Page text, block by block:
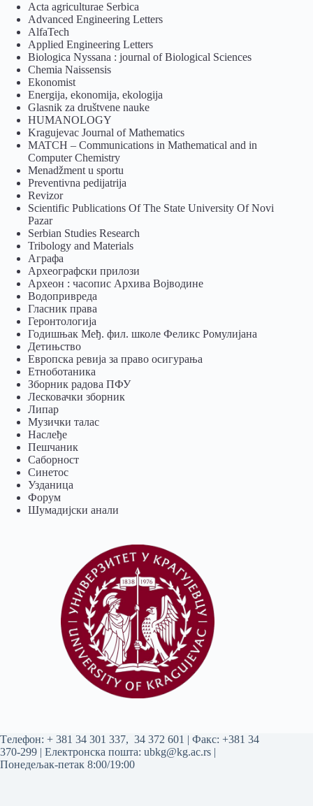
Acta agriculturae Serbica
Advanced Engineering Letters
AlfaTech
Applied Engineering Letters
Biologica Nyssana : journal of Biological Sciences
Chemia Naissensis
Ekonomist
Energija, ekonomija, ekologija
Glasnik za društvene nauke
HUMANOLOGY
Kragujevac Journal of Mathematics
MATCH – Communications in Mathematical and in
Computer Chemistry
Menadžment u sportu
Preventivna pedijatrija
Revizor
Scientific Publications Of The State University Of Novi
Pazar
Serbian Studies Research
Tribology and Materials
Аграфа
Археографски прилози
Археон : часопис Архива Војводине
Водопривреда
Гласник права
Геронтологија
Годишњак Међ. фил. школе Феликс Ромулијана
Детињство
Европска ревија за право осигурања
Eтноботаника
Зборник радова ПФУ
Лесковачки зборник
Липар
Музички талас
Наслеђе
Пешчаник
Саборност
Синетос
Узданица
Форум
Шумадијски анали
Tелефон: + 381 34 301 337, 34 372 601 | Факс: +381 34
370-299 | Електронска пошта: ubkg@kg.ac.rs |
Понедељак-петак 8:00/19:00